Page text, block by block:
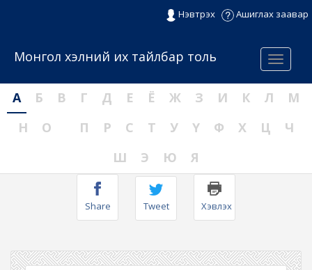
Нэвтрэх Ашиглах заавар
Menu
Монгол хэлний их тайлбар толь
А Б В Г Д Е Ё Ж З И К Л
М
Н
О П Р С Т У Ү Ф Х Ц
Ч
Ш
Э Ю Я
Share Tweet Хэвлэх